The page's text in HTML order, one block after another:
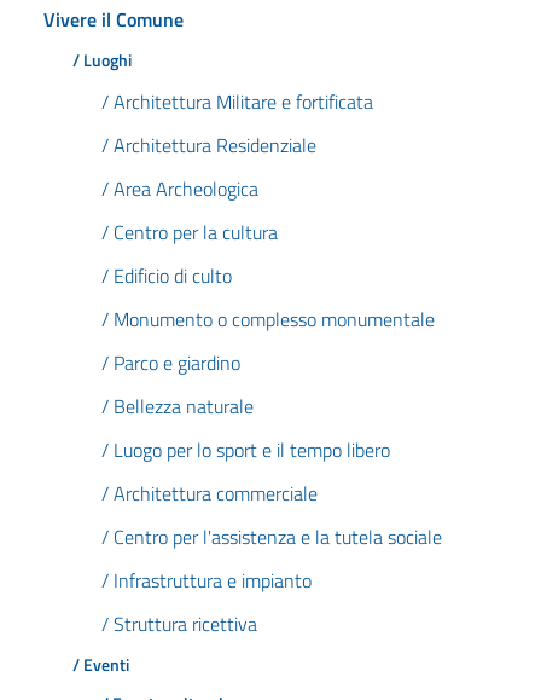
Vivere il Comune
/ Luoghi
/ Architettura Militare e fortificata
/ Architettura Residenziale
/ Area Archeologica
/ Centro per la cultura
/ Edificio di culto
/ Monumento o complesso monumentale
/ Parco e giardino
/ Bellezza naturale
/ Luogo per lo sport e il tempo libero
/ Architettura commerciale
/ Centro per l'assistenza e la tutela sociale
/ Infrastruttura e impianto
/ Struttura ricettiva
/ Eventi